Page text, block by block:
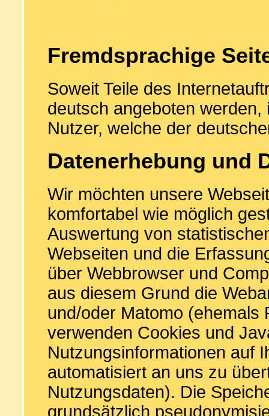
Fremdsprachige
Soweit Teile des
deutsch angeboten
Nutzer, welche der
Datenerhebung und
Wir möchten unsere
komfortabel wie möglich
Auswertung von
Webseiten und die
über Webbrowser und
aus diesem Grund die
und/oder Matomo (ehemals
verwenden Cookies und
Nutzungsinformationen auf
automatisiert an uns zu
Nutzungsdaten). Die
grundsätzlich